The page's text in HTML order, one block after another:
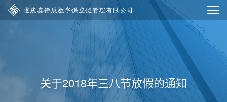
关于2018年三八节放假的通知